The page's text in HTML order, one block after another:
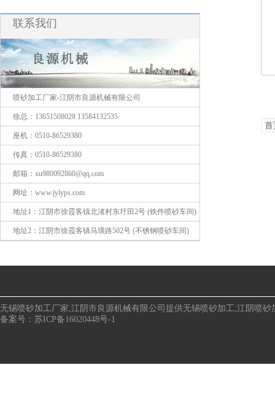
联系我们
喷砂加工厂家-江阴市良源机械有限公司
徐总：13651508028 13584132535
座机：0510-86529380
传真：0510-86529380
邮箱：xu980092860@qq.com
网址：www.jylyps.com
地址1：江阴市徐霞客镇北渚村东圩田2号 (铁件喷砂车间)
地址2：江阴市徐霞客镇马璜路502号 (不锈钢喷砂车间)
首
无锡喷砂加工厂家,江阴市良源机械有限公司提供无锡喷砂加工,江阴喷砂
备案号： 苏ICP备16020448号-1